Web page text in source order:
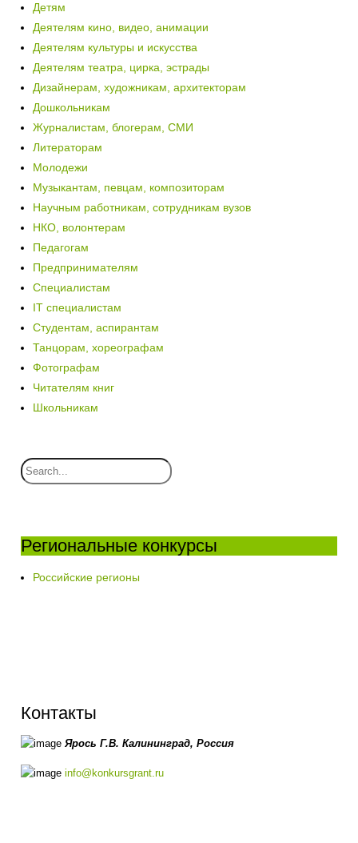
Детям
Деятелям кино, видео, анимации
Деятелям культуры и искусства
Деятелям театра, цирка, эстрады
Дизайнерам, художникам, архитекторам
Дошкольникам
Журналистам, блогерам, СМИ
Литераторам
Молодежи
Музыкантам, певцам, композиторам
Научным работникам, сотрудникам вузов
НКО, волонтерам
Педагогам
Предпринимателям
Специалистам
IT специалистам
Студентам, аспирантам
Танцорам, хореографам
Фотографам
Читателям книг
Школьникам
Региональные конкурсы
Российские регионы
Контакты
Ярось Г.В.Калининград,Россия
info@konkursgrant.ru